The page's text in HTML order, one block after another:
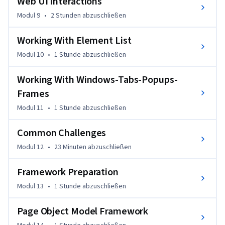
Modul 9 • 2 Stunden abzuschließen
Working With Element List
Modul 10 • 1 Stunde abzuschließen
Working With Windows-Tabs-Popups-
Frames
Modul 11 • 1 Stunde abzuschließen
Common Challenges
Modul 12 • 23 Minuten abzuschließen
Framework Preparation
Modul 13 • 1 Stunde abzuschließen
Page Object Model Framework